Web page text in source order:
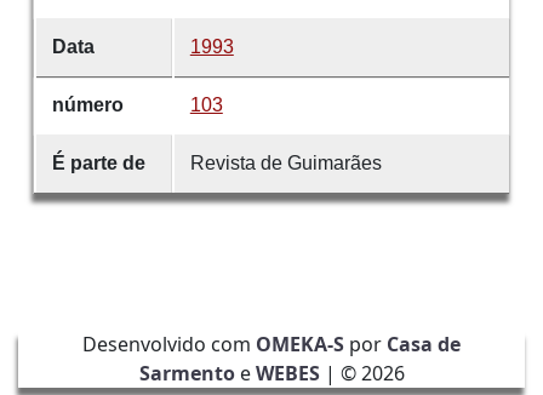
Data 1993
número 103
É parte de Revista de Guimarães
Desenvolvido com OMEKA-S por Casa de
SarmentoeWEBES| ©2026